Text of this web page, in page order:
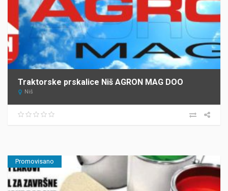
Traktorske prskalice Niš AGRON MAG DOO
Niš
Promovisano